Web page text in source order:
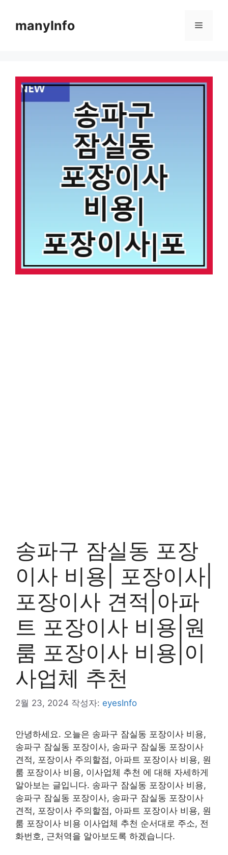
manyInfo 메
송파구 잠실동 포장
이사 비용| 포장이사|
포장이사 견적|아파
트 포장이사 비용|원
룸 포장이사 비용|이
사업체 추천
2월 23, 2024 작성자: eyesInfo
안녕하세요. 오늘은 송파구 잠실동 포장이사 비용,
송파구 잠실동 포장이사, 송파구 잠실동 포장이사
견적, 포장이사 주의할점, 아파트 포장이사 비용, 원
룸 포장이사 비용, 이사업체 추천 에 대해 자세하게
알아보는 글입니다. 송파구 잠실동 포장이사 비용,
송파구 잠실동 포장이사, 송파구 잠실동 포장이사
견적, 포장이사 주의할점, 아파트 포장이사 비용, 원
룸 포장이사 비용 이사업체 추천 순서대로 주소, 전
화번호, 근처역을 알아보도록 하겠습니다.